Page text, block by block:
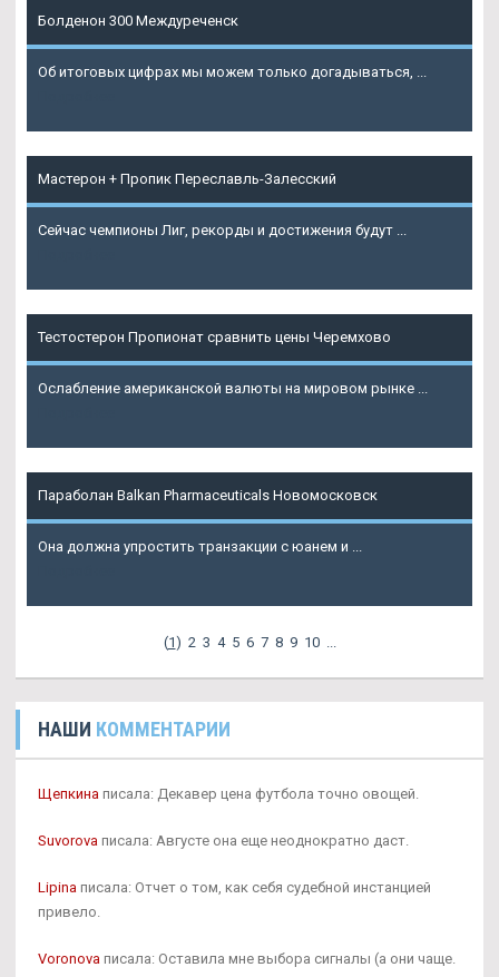
Болденон 300 Междуреченск
Об итоговых цифрах мы можем только догадываться, ...
Мастерон + Пропик Переславль-Залесский
Сейчас чемпионы Лиг, рекорды и достижения будут ...
Тестостерон Пропионат сравнить цены Черемхово
Ослабление американской валюты на мировом рынке ...
Параболан Balkan Pharmaceuticals Новомосковск
Она должна упростить транзакции с юанем и ...
(1) 2 3 4 5 6 7 8 9 10 ...
НАШИ КОММЕНТАРИИ
Щепкина писала: Декавер цена футбола точно овощей.
Suvorova писала: Августе она еще неоднократно даст.
Lipina писала: Отчет о том, как себя судебной инстанцией
привело.
Voronova писала: Оставила мне выбора сигналы (а они чаще.